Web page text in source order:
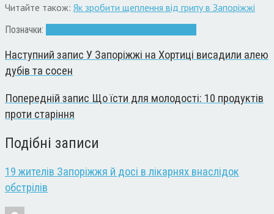
Читайте також: Як зробити щеплення від грипу в Запоріжжі
Позначки:
Наступний запис У Запоріжжі на Хортиці висадили алею
дубів та сосен
Попередній запис Що їсти для молодості: 10 продуктів
проти старіння
Подібні записи
19 жителів Запоріжжя й досі в лікарнях внаслідок
обстрілів